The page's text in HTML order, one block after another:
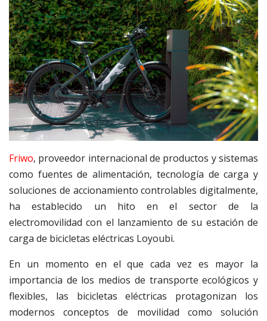
Friwo, proveedor internacional de productos y sistemas
como fuentes de alimentación, tecnología de carga y
soluciones de accionamiento controlables digitalmente,
ha establecido un hito en el sector de la
electromovilidad con el lanzamiento de su estación de
carga de bicicletas eléctricas Loyoubi.
En un momento en el que cada vez es mayor la
importancia de los medios de transporte ecológicos y
flexibles, las bicicletas eléctricas protagonizan los
modernos conceptos de movilidad como solución